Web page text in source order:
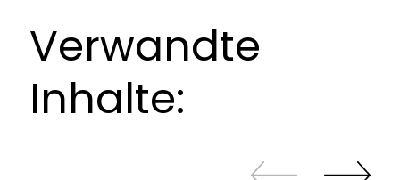
Verwandte
Inhalte:
Zurück Weiter